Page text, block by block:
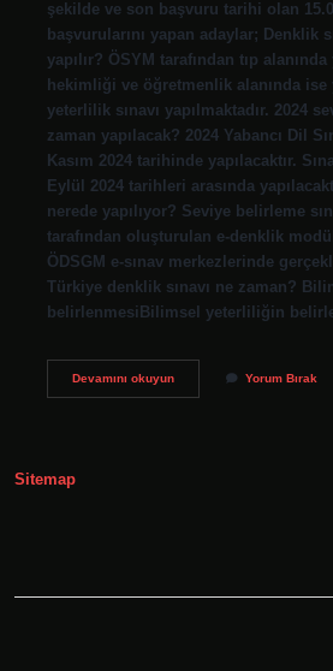
şekilde ve son başvuru tarihi olan
başvurularını yapan adaylar; Denklik
yapılır? ÖSYM tarafından tıp
hekimliği ve öğretmenlik alanında ise
yeterlilik sınavı yapılmaktadır. 2024
zaman yapılacak? 2024 Yabancı Dil
Kasım 2024 tarihinde yapılacaktır.
Eylül 2024 tarihleri ​​arasında
nerede yapılıyor? Seviye belirleme
tarafından oluşturulan e-denklik
ÖDSGM e-sınav merkezlerinde
Türkiye denklik sınavı ne zaman?
belirlenmesiBilimsel yeterliliğin
Devamını okuyunDenklik
Yorum Bırak
Sitemap